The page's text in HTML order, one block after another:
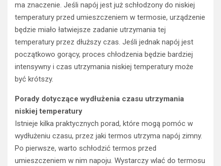
ma znaczenie. Jeśli napój jest już schłodzony do niskiej
temperatury przed umieszczeniem w termosie, urządzenie
będzie miało łatwiejsze zadanie utrzymania tej
temperatury przez dłuższy czas. Jeśli jednak napój jest
początkowo gorący, proces chłodzenia będzie bardziej
intensywny i czas utrzymania niskiej temperatury może
być krótszy.
Porady dotyczące wydłużenia czasu utrzymania
niskiej temperatury
Istnieje kilka praktycznych porad, które mogą pomóc w
wydłużeniu czasu, przez jaki termos utrzyma napój zimny.
Po pierwsze, warto schłodzić termos przed
umieszczeniem w nim napoju. Wystarczy wlać do termosu